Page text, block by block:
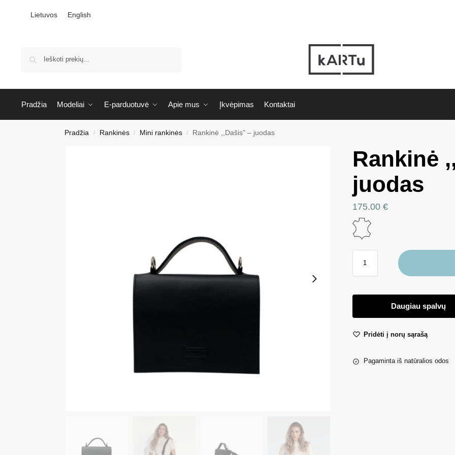
Lietuvos English
Pradžia Modeliai E-parduotuvė Apie mus Įkvėpimas Kontaktai
Pradžia / Rankinės / Mini rankinės / Rankinė ,,Dašis” – juodas
Rankinė
juodas
175.00 €
Daugiau spalvų
Pridėti į norų sąrašą
Pagaminta iš natūralios odos